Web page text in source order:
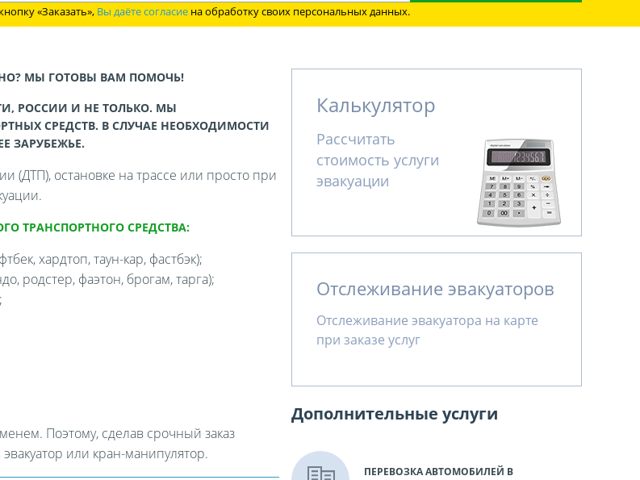
«Заказать», Вы даёте согласие на обработку своих персональных данных.
МЫ ГОТОВЫ ВАМ ПОМОЧЬ!
РОССИИ И НЕ ТОЛЬКО. МЫ
СРЕДСТВ. В СЛУЧАЕ НЕОБХОДИМОСТИ
ЗАРУБЕЖЬЕ.
(ДТП), остановке на трассе или просто при
ТРАНСПОРТНОГО СРЕДСТВА:
хардтоп, таун-кар, фастбэк);
родстер, фаэтон, брогам, тарга);
Поэтому, сделав срочный заказ
или кран-манипулятор.
Калькулятор
Рассчитать
стоимость услуги
эвакуации
Отслеживание эвакуаторов
Отслеживание эвакуатора на карте
при заказе услуг
Дополнительные услуги
ПЕРЕВОЗКА АВТОМОБИЛЕЙ В